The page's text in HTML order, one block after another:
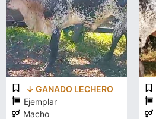
↓ GANADO LECHERO
Ejemplar
Macho